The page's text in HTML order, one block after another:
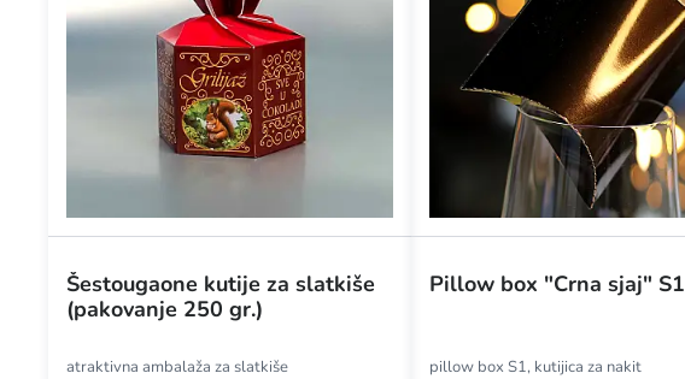
Šestougaone kutije za slatkiše
(pakovanje 250 gr.)
atraktivna ambalaža za slatkiše
Pillow box "Crna sjaj" S1
pillow box S1, kutijica za nakit